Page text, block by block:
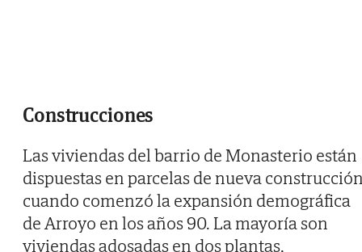
Construcciones
Las viviendas del barrio de Monasterio están
dispuestas en parcelas de nueva
cuando comenzó la expansión demográfica
de Arroyo en los años 90. La mayoría son
viviendas adosadas en dos plantas,